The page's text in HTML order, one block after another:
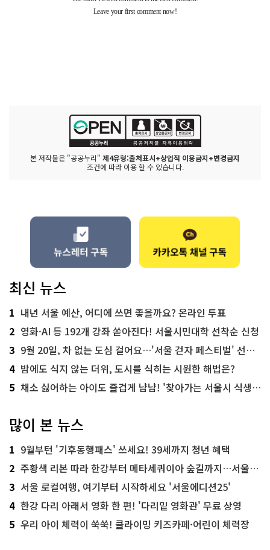
본 저작물은 "공공누리" 제4유형:출처표시+상업적 이용금지+변경금지
조건에 따라 이용 할 수 있습니다.
최신 뉴스
1 내년 서울 예산, 어디에 쓰면 좋을까요? 온라인 투표
2 영화·AI 등 192개 강좌 쏟아진다! 서울시민대학 선착순 신청
3 9월 20일, 차 없는 도심 걸어요…'서울 걷자 페스티벌' 선착순 5천명
4 밤에도 식지 않는 더위, 도시를 식히는 시원한 해법은?
5 채소 싫어하는 아이도 즐겁게 냠냠! '찾아가는 서울시 식생활 교육' 현장
많이 본 뉴스
1 9월부턴 '기후동행패스' 쓰세요! 39세까지 청년 혜택
2 주황색 리본 따라 한강부터 메타세쿼이아 숲길까지…서울둘레길 15코스
3 서울 로컬여행, 여기부터 시작하세요 '서울에디션25'
4 한강 다리 아래서 영화 한 편! '다리밑 영화관' 무료 상영
5 우리 아이 체력이 쑥쑥! 클라이밍 키즈카페·어린이 체력장